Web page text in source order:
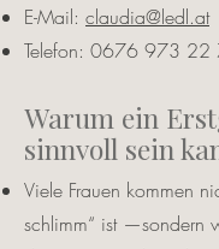
E-Mail: claudia@ledl.at
Telefon: 0676 973 22
Warum ein
sinnvoll sein
Viele Frauen kommen
schlimm“ ist —sondern